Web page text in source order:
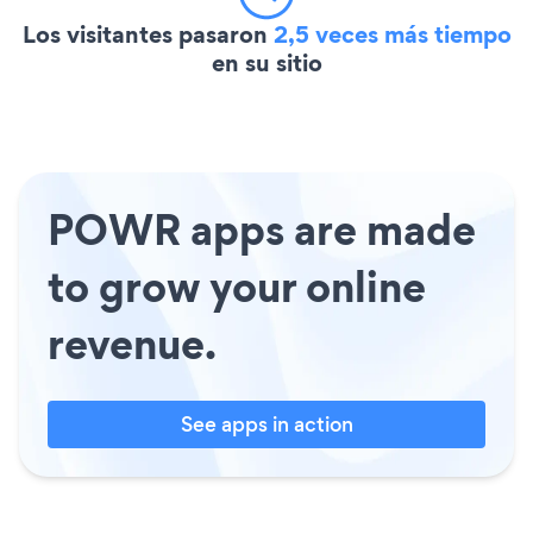
Los visitantes pasaron 2,5 veces más tiempo
en su sitio
POWR apps are made
to grow your online
revenue.
See apps in action